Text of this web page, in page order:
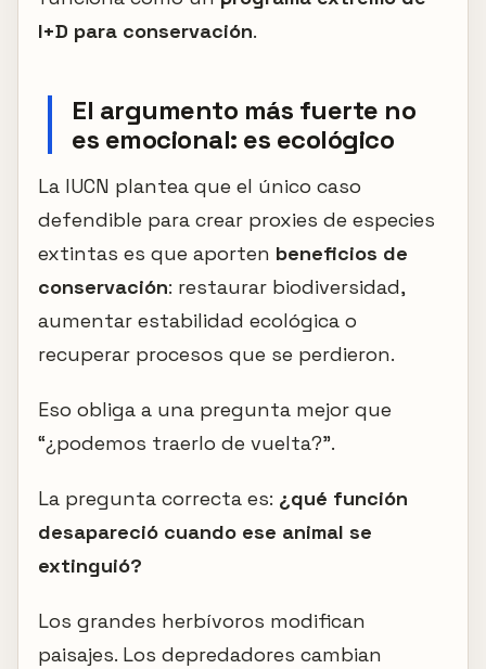
I+D para conservación.
El argumento más fuerte no
es emocional: es ecológico
La IUCN plantea que el único caso
defendible para crear proxies de especies
extintas es que aporten beneficios de
conservación: restaurar biodiversidad,
aumentar estabilidad ecológica o
recuperar procesos que se perdieron.
Eso obliga a una pregunta mejor que
“¿podemos traerlo de vuelta?”.
La pregunta correcta es: ¿qué función
desapareció cuando ese animal se
extinguió?
Los grandes herbívoros modifican
paisajes. Los depredadores cambian